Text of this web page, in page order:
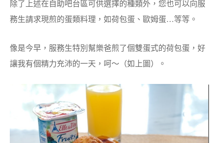
除了上述在自助吧台區可供選擇的種類外，您也可以向服
務生請求現煎的蛋類料理，如荷包蛋、歐姆蛋…等等。
像是今早，服務生特別幫樂爸煎了個雙蛋式的荷包蛋，好
讓我有個精力充沛的一天，呵～（如上圖）。